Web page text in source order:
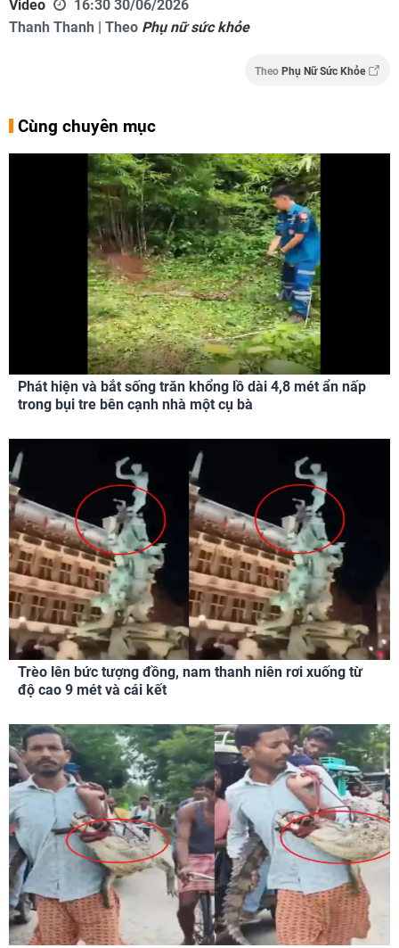
Video
16:30 30/06/2026
Thanh Thanh | Theo Phụ nữ sức khỏe
Theo Phụ Nữ Sức Khỏe
Cùng chuyên mục
Phát hiện và bắt sống trăn khổng lồ dài 4,8 mét ẩn nấp
trong bụi tre bên cạnh nhà một cụ bà
Trèo lên bức tượng đồng, nam thanh niên rơi xuống từ
độ cao 9 mét và cái kết